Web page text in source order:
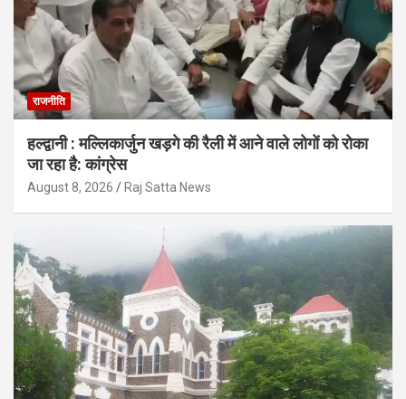
राजनीति
हल्द्वानी : मल्लिकार्जुन खड़गे की रैली में आने वाले लोगों को रोका
जा रहा है: कांग्रेस
August 8, 2026 Raj Satta News